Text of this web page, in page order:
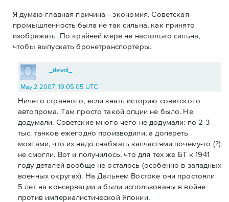
Я думаю главная причина - экономия. Советская
промышленность была не так сильна, как принято
изображать. По крайней мере не настолько сильна,
чтобы выпускать бронетранспортеры.
_devol_
May 2 2007, 19:05:05 UTC
Ничего странного, если знать историю советского
автопрома. Там просто такой опции не было. Не
додумали. Советские много чего не додумали: по 2-3
тыс. танков ежегодно производили, а допереть
мозгами, что их надо снабжать запчастями почему-то (?)
не смогли. Вот и получилось, что для тех же БТ к 1941
году деталей вообще не осталось (особенно в западных
военных округах). На Дальнем Востоке они простояли
5 лет на консервации и были использованы в войне
против империалистической Японии.